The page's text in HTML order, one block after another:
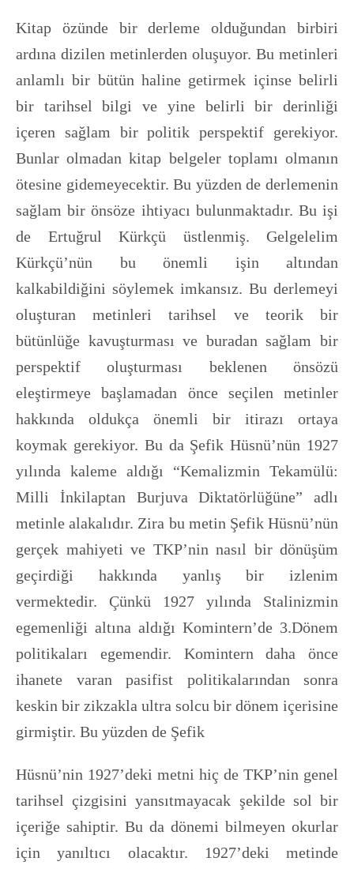
Kitap özünde bir derleme olduğundan birbiri
ardına dizilen metinlerden oluşuyor. Bu metinleri
anlamlı bir bütün haline getirmek içinse belirli
bir tarihsel bilgi ve yine belirli bir derinliği
içeren sağlam bir politik perspektif gerekiyor.
Bunlar olmadan kitap belgeler toplamı olmanın
ötesine gidemeyecektir. Bu yüzden de derlemenin
sağlam bir önsöze ihtiyacı bulunmaktadır. Bu işi
de Ertuğrul Kürkçü üstlenmiş. Gelgelelim
Kürkçü’nün bu önemli işin altından
kalkabildiğini söylemek imkansız. Bu derlemeyi
oluşturan metinleri tarihsel ve teorik bir
bütünlüğe kavuşturması ve buradan sağlam bir
perspektif oluşturması beklenen önsözü
eleştirmeye başlamadan önce seçilen metinler
hakkında oldukça önemli bir itirazı ortaya
koymak gerekiyor. Bu da Şefik Hüsnü’nün 1927
yılında kaleme aldığı “Kemalizmin Tekamülü:
Milli İnkilaptan Burjuva Diktatörlüğüne” adlı
metinle alakalıdır. Zira bu metin Şefik Hüsnü’nün
gerçek mahiyeti ve TKP’nin nasıl bir dönüşüm
geçirdiği hakkında yanlış bir izlenim
vermektedir. Çünkü 1927 yılında Stalinizmin
egemenliği altına aldığı Komintern’de 3.Dönem
politikaları egemendir. Komintern daha önce
ihanete varan pasifist politikalarından sonra
keskin bir zikzakla ultra solcu bir dönem içerisine
girmiştir. Bu yüzden de Şefik
Hüsnü’nin 1927’deki metni hiç de TKP’nin genel
tarihsel çizgisini yansıtmayacak şekilde sol bir
içeriğe sahiptir. Bu da dönemi bilmeyen okurlar
için yanıltıcı olacaktır. 1927’deki metinde